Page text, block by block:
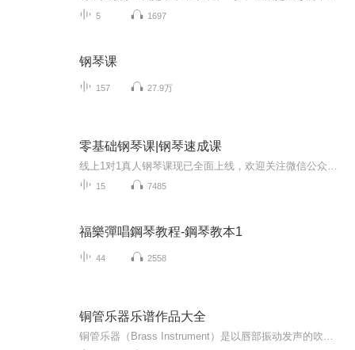
5 1697
钢琴课
157 27.9万
零基础钢琴课|钢琴速成课
15 7485
福樂彈唱鋼琴教程-鋼琴教本1
44 2558
铜管乐器乐谱作品大全